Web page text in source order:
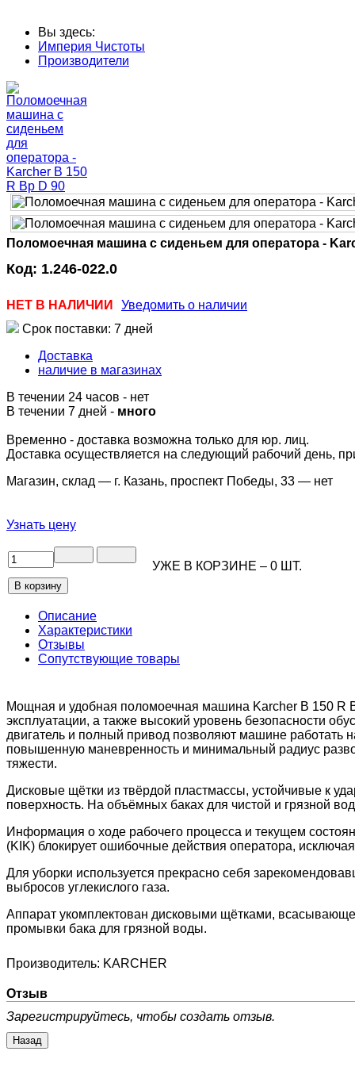
Вы здесь:
Империя Чистоты
Производители
Поломоечная машина с сиденьем для оператора -
Код: 1.246-022.0
НЕТ В НАЛИЧИИ
Уведомить о наличии
Срок поставки: 7 дней
Доставка
наличие в магазинах
В течении 24 часов - нет
В течении 7 дней - много
Временно - доставка возможна только для юр. лиц.
Доставка осуществляется на следующий рабочий день,
Магазин, склад — г. Казань, проспект Победы, 33 — нет
Узнать цену
УЖЕ В КОРЗИНЕ – 0 ШТ.
Описание
Характеристики
Отзывы
Сопутствующие товары
Мощная и удобная поломоечная машина Karcher B 150 R
эксплуатации, а также высокий уровень безопасности
двигатель и полный привод позволяют машине работать
повышенную маневренность и минимальный радиус
тяжести.
Дисковые щётки из твёрдой пластмассы, устойчивые к
поверхность. На объёмных баках для чистой и грязной
Информация о ходе рабочего процесса и текущем
(KIK) блокирует ошибочные действия оператора,
Для уборки используется прекрасно себя
выбросов углекислого газа.
Аппарат укомплектован дисковыми щётками,
промывки бака для грязной воды.
Производитель: KARCHER
Отзыв
Зарегистрируйтесь, чтобы создать отзыв.